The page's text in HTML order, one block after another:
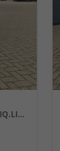
1.0 TSI 116PS DSG Life AHK (abnehmbar) IQ.LIGHT-LED-Matrix Sitzheizung Rückf.Kamera Klimaautomatik Abstandstempomat Apple CarPlay Android Auto